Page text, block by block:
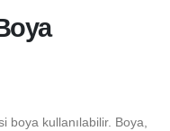
boya kullanılabilir. Boya,